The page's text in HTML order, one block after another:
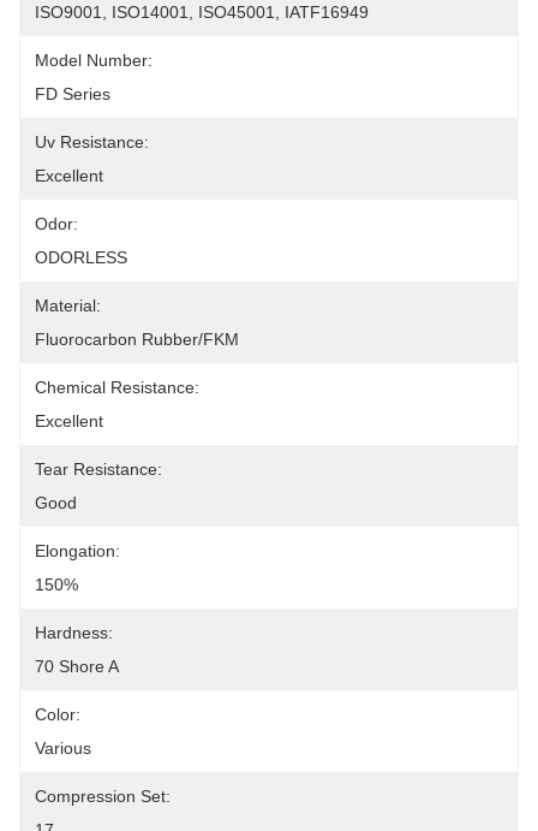
ISO9001, ISO14001, ISO45001, IATF16949
Model Number:
FD Series
Uv Resistance:
Excellent
Odor:
ODORLESS
Material:
Fluorocarbon Rubber/FKM
Chemical Resistance:
Excellent
Tear Resistance:
Good
Elongation:
150%
Hardness:
70 Shore A
Color:
Various
Compression Set: